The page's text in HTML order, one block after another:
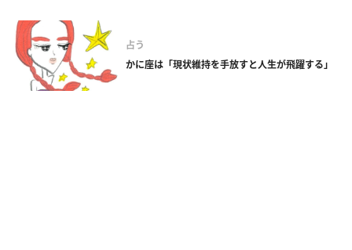
占う
かに座は「現状維持を手放すと人生が飛躍する」